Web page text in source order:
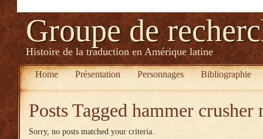
Groupe de
Histoire de la traduction en Amérique latine
Home Présentation Personnages Bibliographie
Posts Tagged hammer crusher
Sorry, no posts matched your criteria.